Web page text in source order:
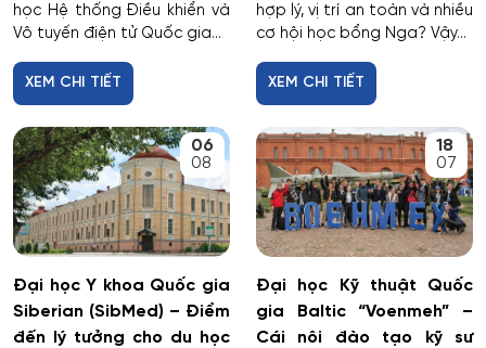
Cơ nhiệt máy bay và vũ trụ
Cơ sở hạ tầng nhà ở và xã hội
Cơ điện tử và Robotics
Cấp nước và xử lý nước thải đô thị - công nghiệp
Di truyền học
Diễn xuất
học Hệ thống Điều khiển và
Vô tuyến điện tử Quốc gia...
XEM CHI TIẾT
hợp lý, vị trí an toàn và nhiều
cơ hội học bổng Nga? Vậy...
XEM CHI TIẾT
06
08
Đại học Y khoa Quốc gia
Siberian (SibMed) – Điểm
đến lý tưởng cho du học
18
07
Đại học Kỹ thuật Quốc
gia Baltic “Voenmeh” –
Cái nôi đào tạo kỹ sư